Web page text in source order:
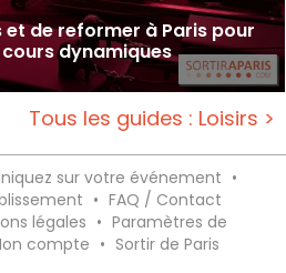
et de reformer à Paris pour
dynamiques
Tous les guides : Loisirs >
sur votre événement •
• FAQ / Contact
légales • Paramètres de
compte • Sortir de Paris